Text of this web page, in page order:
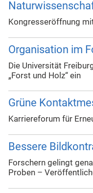
Kongresseröffnung
Organisation im
Die Universität
„Forst und Holz“ ein
Grüne
Karriereforum für
Bessere
Forschern gelingt
Proben –